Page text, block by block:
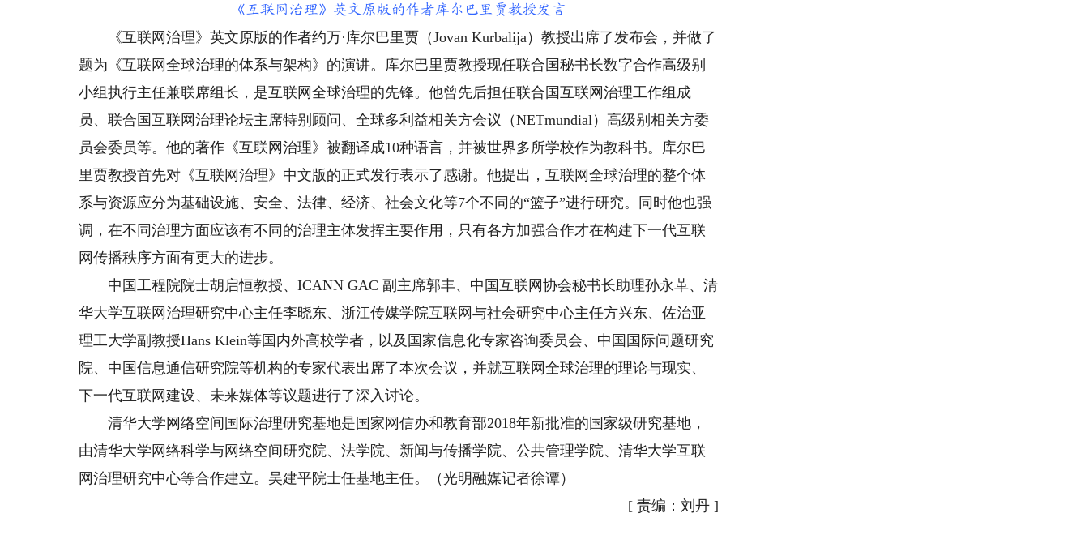
《互联网治理》英文原版的作者库尔巴里贾教授发言
《互联网治理》英文原版的作者约万·库尔巴里贾（Jovan Kurbalija）教授出席了发布会，并做了
题为《互联网全球治理的体系与架构》的演讲。库尔巴里贾教授现任联合国秘书长数字合作高级别
小组执行主任兼联席组长，是互联网全球治理的先锋。他曾先后担任联合国互联网治理工作组成
员、联合国互联网治理论坛主席特别顾问、全球多利益相关方会议（NETmundial）高级别相关方委
员会委员等。他的著作《互联网治理》被翻译成10种语言，并被世界多所学校作为教科书。库尔巴
里贾教授首先对《互联网治理》中文版的正式发行表示了感谢。他提出，互联网全球治理的整个体
系与资源应分为基础设施、安全、法律、经济、社会文化等7个不同的“篮子”进行研究。同时他也强
调，在不同治理方面应该有不同的治理主体发挥主要作用，只有各方加强合作才在构建下一代互联
网传播秩序方面有更大的进步。
中国工程院院士胡启恒教授、ICANN GAC 副主席郭丰、中国互联网协会秘书长助理孙永革、清
华大学互联网治理研究中心主任李晓东、浙江传媒学院互联网与社会研究中心主任方兴东、佐治亚
理工大学副教授Hans Klein等国内外高校学者，以及国家信息化专家咨询委员会、中国国际问题研究
院、中国信息通信研究院等机构的专家代表出席了本次会议，并就互联网全球治理的理论与现实、
下一代互联网建设、未来媒体等议题进行了深入讨论。
清华大学网络空间国际治理研究基地是国家网信办和教育部2018年新批准的国家级研究基地，
由清华大学网络科学与网络空间研究院、法学院、新闻与传播学院、公共管理学院、清华大学互联
网治理研究中心等合作建立。吴建平院士任基地主任。（光明融媒记者徐谭）
[ 责编：刘丹]